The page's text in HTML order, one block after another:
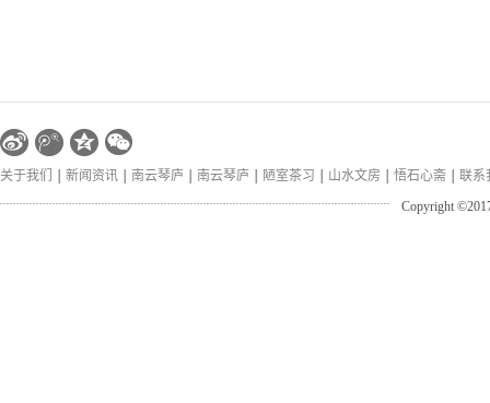
关于我们 新闻资讯 南云琴庐 南云琴庐 陋室茶习 山水文房 悟石心斋
联系
Copyright